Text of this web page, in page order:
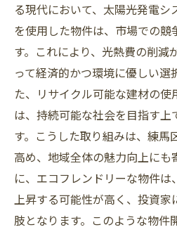
る現代において、太陽光発電
を使用した物件は、市場での競
す。これにより、光熱費の削減
って経済的かつ環境に優しい選
た、リサイクル可能な建材の
は、持続可能な社会を目指す上
す。こうした取り組みは、練馬
高め、地域全体の魅力向上にも
に、エコフレンドリーな物件
上昇する可能性が高く、投資家
肢となります。このような物件